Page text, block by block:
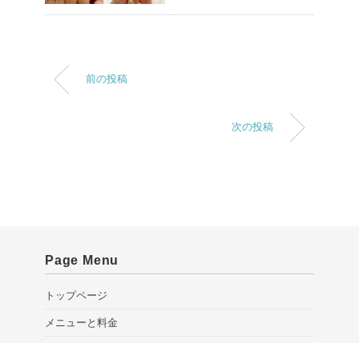
前の投稿
次の投稿
Page Menu
トップページ
メニューと料金